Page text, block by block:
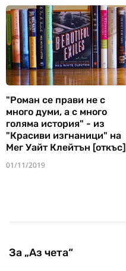
"Роман се прави не с
много думи, а с много
голяма история" - из
"Красиви изгнаници" на
Мег Уайт Клейтън [откъс]
01/11/2019
За „Аз чета“